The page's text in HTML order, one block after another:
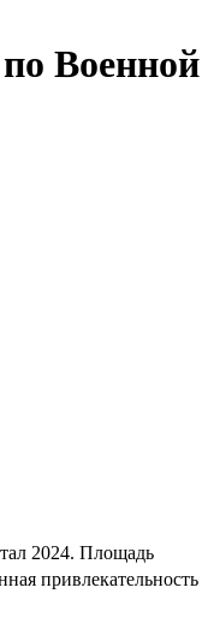
Военной
2024. Площадь
привлекательность